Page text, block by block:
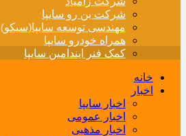
شرکت بن رو سایپا
مهندسی توسعه سایپا(سیکو)
همراه خودرو سایپا
کمک فنر ایندامین سایپا
خانه
اخبار
اخبار سایپا
اخبار عمومی
اخبار مذهبی